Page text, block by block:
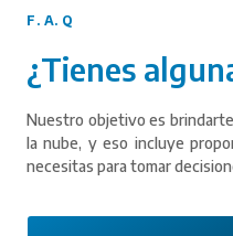
F. A. Q
¿Tienes
Nuestro objetivo es
la nube, y eso incluye
necesitas para tomar